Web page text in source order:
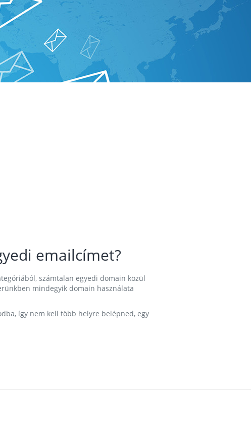
emailcímet?
számtalan egyedi domain közül
mindegyik domain használata
így nem kell több helyre belépned, egy